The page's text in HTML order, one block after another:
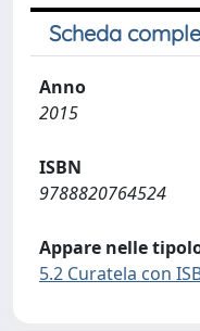
Scheda
Anno
2015
ISBN
9788820764524
Appare nelle
5.2 Curatela con